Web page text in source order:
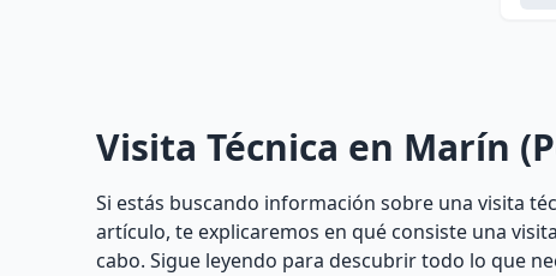
Visita Técnica en Marín
Si estás buscando información sobre una visita
artículo, te explicaremos en qué consiste una
cabo. Sigue leyendo para descubrir todo lo que